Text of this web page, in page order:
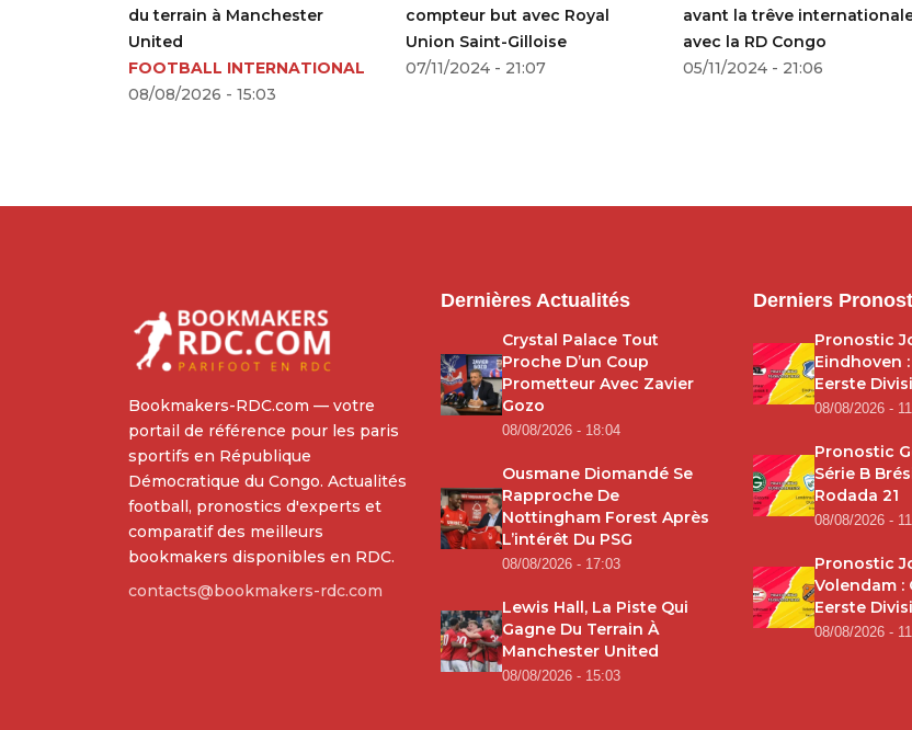
du terrain à Manchester
United
FOOTBALL INTERNATIONAL
08/08/2026 - 15:03
compteur but avec Royal
Union Saint-Gilloise
07/11/2024 - 21:07
avant la trêve internationale
avec la RD Congo
05/11/2024 - 21:06
Bookmakers-RDC.com — votre
portail de référence pour les paris
sportifs en République
Démocratique du Congo. Actualités
football, pronostics d'experts et
comparatif des meilleurs
bookmakers disponibles en RDC.
contacts@bookmakers-rdc.com
Dernières Actualités
Crystal Palace Tout
Proche D’un Coup
Prometteur Avec Zavier
Gozo
08/08/2026 - 18:04
Ousmane Diomandé Se
Rapproche De
Nottingham Forest Après
L’intérêt Du PSG
08/08/2026 - 17:03
Lewis Hall, La Piste Qui
Gagne Du Terrain À
Manchester United
08/08/2026 - 15:03
Derniers
Pronostic
Eindhoven
Eerste
08/08/2026 -
Pronostic
Série B
Rodada 21
08/08/2026 -
Pronostic
Volendam :
Eerste
08/08/2026 -